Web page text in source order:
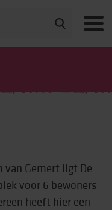
Gemert ligt De
voor 6 bewoners
heeft hier een